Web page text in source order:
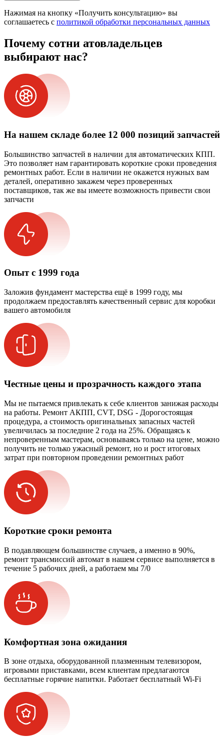
Нажимая на кнопку «Получить консультацию» вы
соглашаетесь с политикой обработки персональных данных
Почему сотни атовладельцев
выбирают нас?
На нашем складе более 12 000 позиций запчастей
Большинство запчастей в наличии для автоматических КПП.
Это позволяет нам гарантировать короткие сроки проведения
ремонтных работ. Если в наличии не окажется нужных вам
деталей, оперативно закажем через проверенных
поставщиков, так же вы имеете возможность привести свои
запчасти
Опыт с 1999 года
Заложив фундамент мастерства ещё в 1999 году, мы
продолжаем предоставлять качественный сервис для коробки
вашего автомобиля
Честные цены и прозрачность каждого этапа
Мы не пытаемся привлекать к себе клиентов занижая расходы
на работы. Ремонт АКПП, CVT, DSG - Дорогостоящая
процедура, а стоимость оригинальных запасных частей
увеличилась за последние 2 года на 25%. Обращаясь к
непроверенным мастерам, основываясь только на цене, можно
получить не только ужасный ремонт, но и рост итоговых
затрат при повторном проведении ремонтных работ
Короткие сроки ремонта
В подавляющем большинстве случаев, а именно в 90%,
ремонт трансмиссий автомат в нашем сервисе выполняется в
течение 5 рабочих дней, а работаем мы 7/0
Комфортная зона ожидания
В зоне отдыха, оборудованной плазменным телевизором,
игровыми приставками, всем клиентам предлагаются
бесплатные горячие напитки. Работает бесплатный Wi-Fi